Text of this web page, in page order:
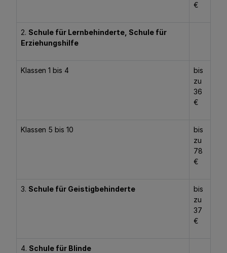
€
2. Schule für Lernbehinderte, Schule für
Erziehungshilfe
Klassen 1 bis 4
bis
zu
36
€
Klassen 5 bis 10
bis
zu
78
€
3. Schule für Geistigbehinderte
bis
zu
37
€
4. Schule für Blinde